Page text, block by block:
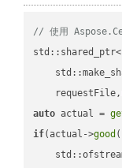
// 使用
    requestFile,
auto actual =
if(actual->good